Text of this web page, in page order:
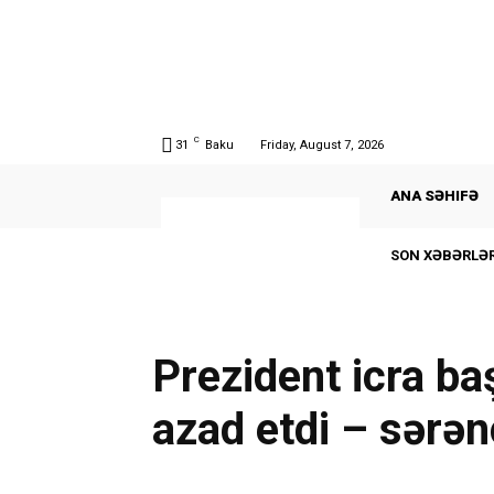
31 C Baku Friday, August 7, 2026
ANA SƏHIFƏ
SON
Prezident icra
azad etdi –